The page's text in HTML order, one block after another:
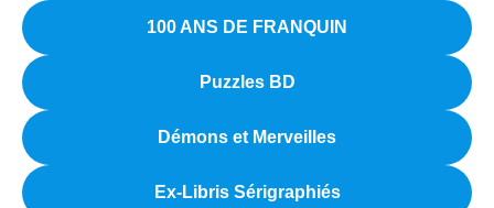
100 ANS DE FRANQUIN
Puzzles BD
Démons et Merveilles
Ex-Libris Sérigraphiés